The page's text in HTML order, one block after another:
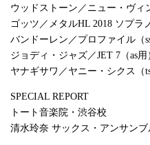
ウッドストーン／ニュー・ヴ
ゴッツ／メタルHL 2018 ソプラ
バンドーレン／プロファイル（ss
ジョディ・ジャズ／JET 7（as用
ヤナギサワ／ヤニー・シクス（
SPECIAL REPORT
トート音楽院・渋谷校
清水玲奈 サックス・アンサンブ